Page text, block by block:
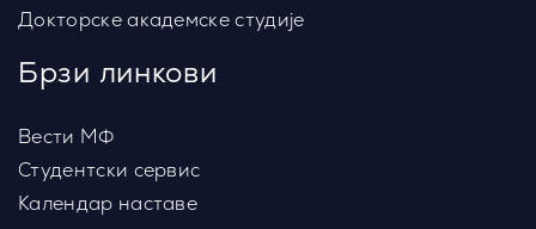
Докторске академске студије
Брзи линкови
Вести МФ
Студентски сервис
Календар наставе